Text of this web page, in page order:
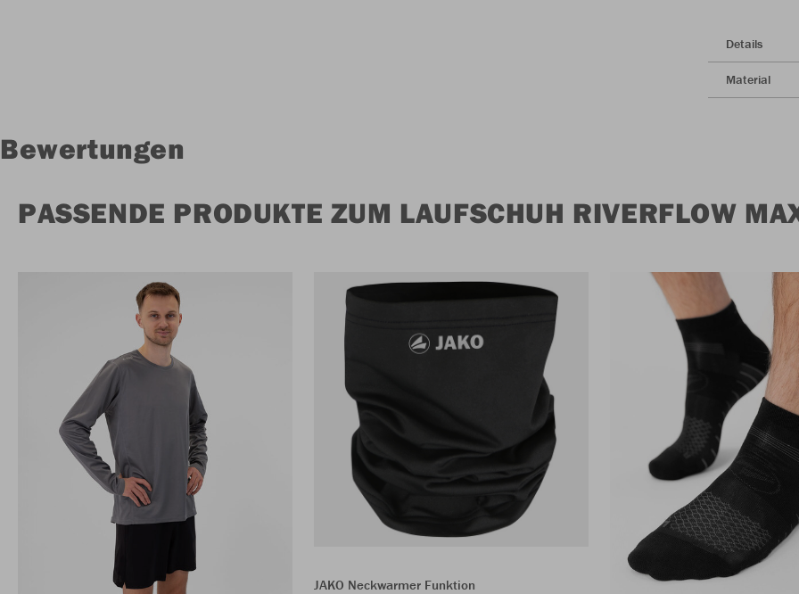
Details
Material
Bewertungen
PASSENDE PRODUKTE ZUM LAUFSCHUH RIVERFLOW
JAKO Neckwarmer Funktion